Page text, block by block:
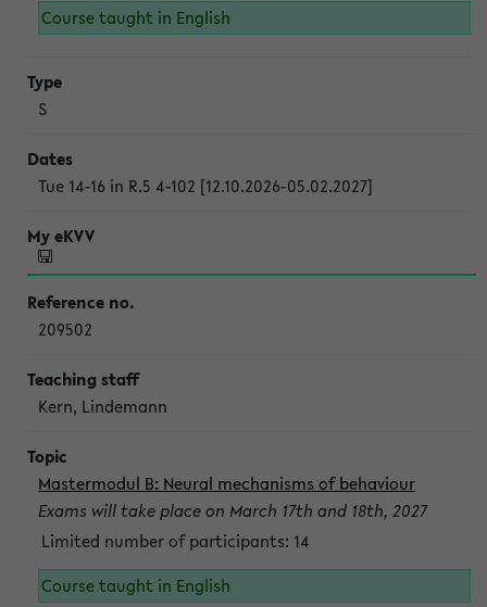
Course taught in English
S
Tue 14-16 in R.5 4-102 [12.10.2026-05.02.2027]
209502
Kern, Lindemann
Mastermodul B: Neural mechanisms of behaviour
Exams will take place on March 17th and 18th, 2027
Limited number of participants: 14
Course taught in English